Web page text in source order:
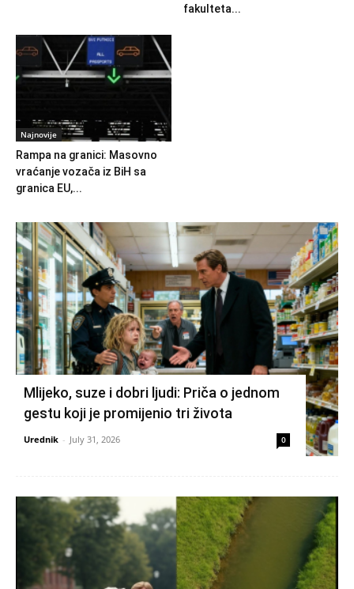
fakulteta...
Najnovije
Rampa na granici: Masovno
vraćanje vozača iz BiH sa
granica EU,...
Mlijeko, suze i dobri ljudi: Priča o jednom
gestu koji je promijenio tri života
Urednik - July 31, 2026 0